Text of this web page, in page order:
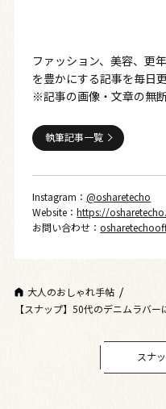
ファッション、美容、更
を豊かにする記事を毎日
※記事の画像・文章の無
執筆記事一覧
Instagram：@osharetecho
Website：https://
お問い合わせ：
大人のおしゃれ手帖
【スナップ】50代のデニムラバ
スナ